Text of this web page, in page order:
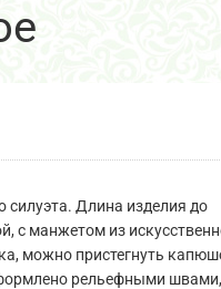
силуэта. Длина изделия до
с манжетом из
можно пристегнуть
рельефными швами,